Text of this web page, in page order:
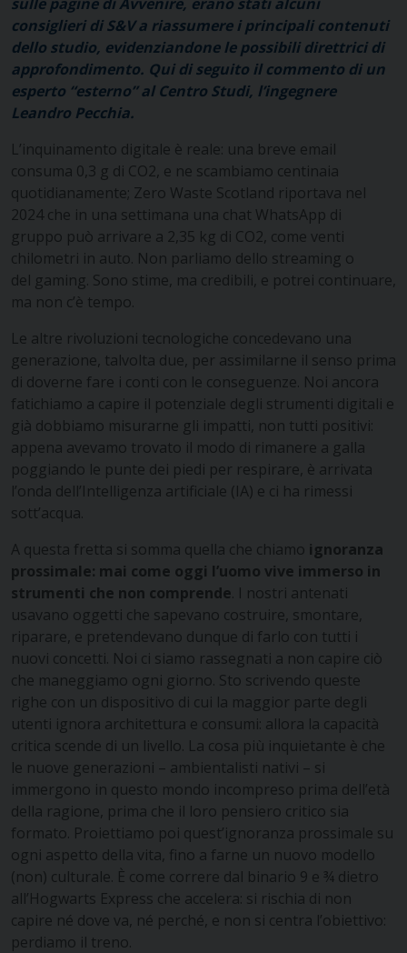
consiglieri di S&V a riassumere i principali contenuti
dello studio, evidenziandone le possibili direttrici di
approfondimento. Qui di seguito il commento di un
esperto “esterno” al Centro Studi, l’ingegnere
Leandro Pecchia.
L’inquinamento digitale è reale: una breve email
consuma 0,3 g di CO2, e ne scambiamo centinaia
quotidianamente; Zero Waste Scotland riportava nel
2024 che in una settimana una chat WhatsApp di
gruppo può arrivare a 2,35 kg di CO2, come venti
chilometri in auto. Non parliamo dello streaming o
del gaming. Sono stime, ma credibili, e potrei continuare,
ma non c’è tempo.
Le altre rivoluzioni tecnologiche concedevano una
generazione, talvolta due, per assimilarne il senso prima
di doverne fare i conti con le conseguenze. Noi ancora
fatichiamo a capire il potenziale degli strumenti digitali e
già dobbiamo misurarne gli impatti, non tutti positivi:
appena avevamo trovato il modo di rimanere a galla
poggiando le punte dei piedi per respirare, è arrivata
l’onda dell’Intelligenza artificiale (IA) e ci ha rimessi
sott’acqua.
A questa fretta si somma quella che chiamo ignoranza
prossimale: mai come oggi l’uomo vive immerso in
strumenti che non comprende. I nostri antenati
usavano oggetti che sapevano costruire, smontare,
riparare, e pretendevano dunque di farlo con tutti i
nuovi concetti. Noi ci siamo rassegnati a non capire ciò
che maneggiamo ogni giorno. Sto scrivendo queste
righe con un dispositivo di cui la maggior parte degli
utenti ignora architettura e consumi: allora la capacità
critica scende di un livello. La cosa più inquietante è che
le nuove generazioni – ambientalisti nativi – si
immergono in questo mondo incompreso prima dell’età
della ragione, prima che il loro pensiero critico sia
formato. Proiettiamo poi quest’ignoranza prossimale su
ogni aspetto della vita, fino a farne un nuovo modello
(non) culturale. È come correre dal binario 9 e ¾ dietro
all’Hogwarts Express che accelera: si rischia di non
capire né dove va, né perché, e non si centra l’obiettivo:
perdiamo il treno.